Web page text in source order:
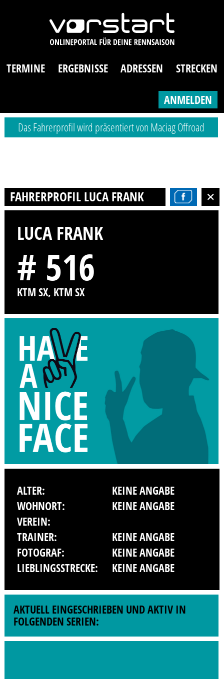
TERMINE ERGEBNISSE ADRESSEN STRECKEN
ANMELDEN
Das Fahrerprofil wird präsentiert von Maciag Offroad
FAHRERPROFIL LUCA FRANK
LUCA FRANK
# 516
KTM SX, KTM SX
ALTER:
KEINE ANGABE
WOHNORT:
KEINE ANGABE
VEREIN:
TRAINER:
KEINE ANGABE
FOTOGRAF:
KEINE ANGABE
LIEBLINGSSTRECKE:
KEINE ANGABE
AKTUELL EINGESCHRIEBEN UND AKTIV IN
FOLGENDEN SERIEN: